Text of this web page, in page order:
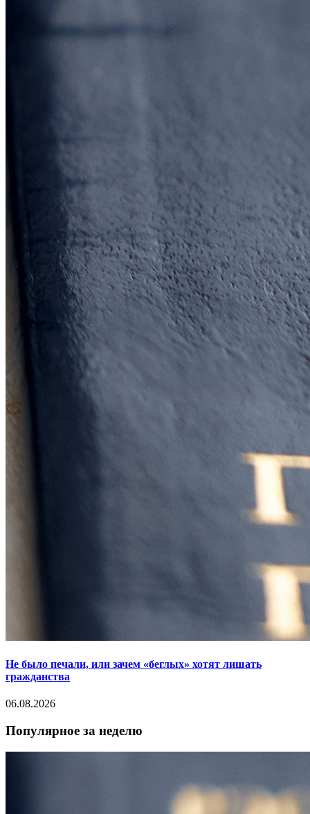
Не было печали, или зачем «беглых» хотят лишать
гражданства
06.08.2026
Популярное за неделю